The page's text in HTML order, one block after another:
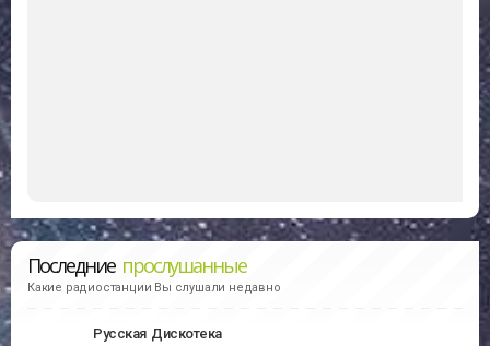
Последние прослушанные
Какие радиостанции Вы слушали недавно
Русская Дискотека